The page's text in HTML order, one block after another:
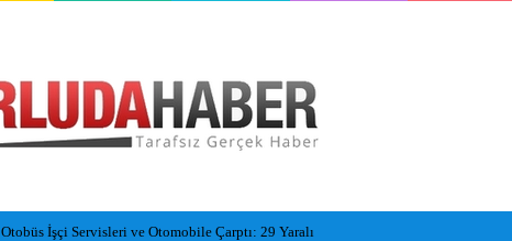
Otobüs İşçi Servisleri ve Otomobile Çarptı: 29 Yaralı